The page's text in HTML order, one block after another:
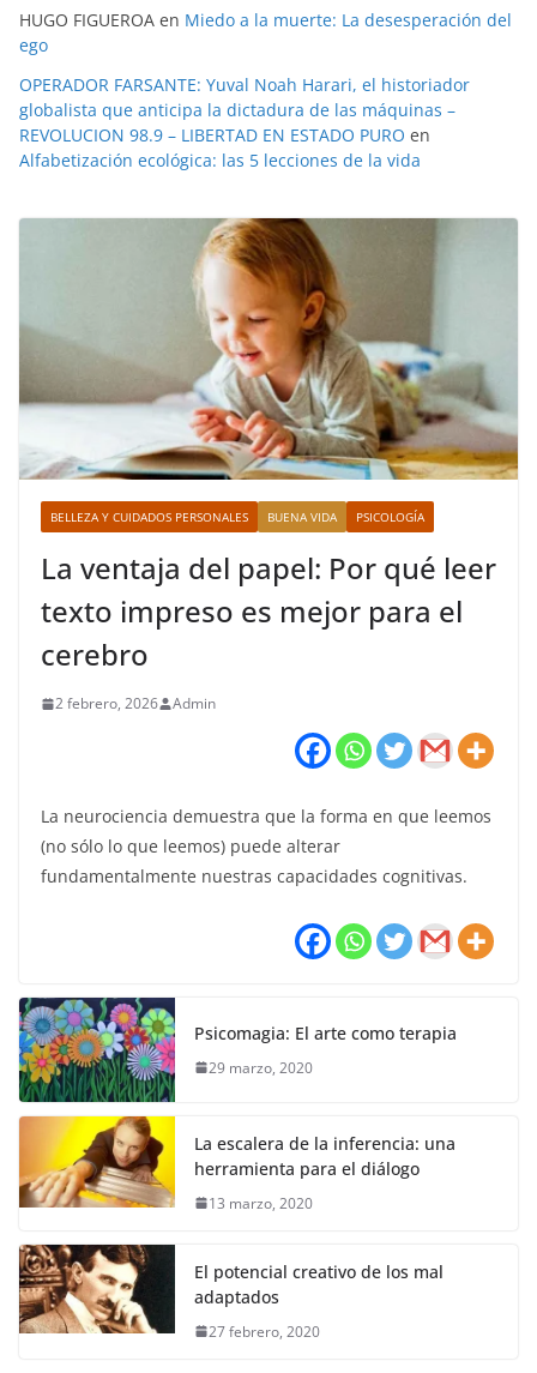
HUGO FIGUEROA en Miedo a la muerte: La desesperación del
ego
OPERADOR FARSANTE: Yuval Noah Harari, el historiador
globalista que anticipa la dictadura de las máquinas –
REVOLUCION 98.9 – LIBERTAD EN ESTADO PURO en
Alfabetización ecológica: las 5 lecciones de la vida
BELLEZA Y CUIDADOS PERSONALES BUENA VIDA PSICOLOGÍA
La ventaja del papel: Por qué leer
texto impreso es mejor para el
cerebro
2 febrero, 2026 Admin
La neurociencia demuestra que la forma en que leemos
(no sólo lo que leemos) puede alterar
fundamentalmente nuestras capacidades cognitivas.
Psicomagia: El arte como terapia
29 marzo, 2020
La escalera de la inferencia: una
herramienta para el diálogo
13 marzo, 2020
El potencial creativo de los mal
adaptados
27 febrero, 2020